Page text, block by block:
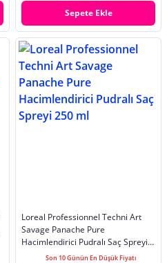
Sepete Ekle
Loreal Professionnel Techni Art
Savage Panache Pure
Hacimlendirici Pudralı Saç Spreyi
250 mlSon 10 Günün En Düşük Fiyatı